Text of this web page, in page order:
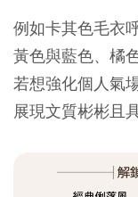
例如卡其色毛衣
黃色與藍色、橘
若想強化個人氣
展現文質彬彬且